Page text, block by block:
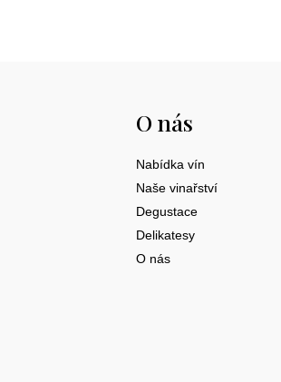
O nás
Nabídka vín
Naše vinařství
Degustace
Delikatesy
O nás